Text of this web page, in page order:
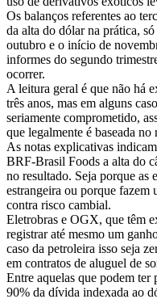
Os balanços referentes ao
da alta do dólar na prática,
outubro e o início de
informes do segundo
ocorrer.
A leitura geral é que não há
três anos, mas em alguns
seriamente comprometido,
que legalmente é baseada
As notas explicativas
BRF-Brasil Foods a alta do
no resultado. Seja porque as
estrangeira ou porque fazem
contra risco cambial.
Eletrobras e OGX, que têm
registrar até mesmo um
caso da petroleira isso seja
em contratos de aluguel de
Entre aquelas que podem ter
90% da dívida indexada ao